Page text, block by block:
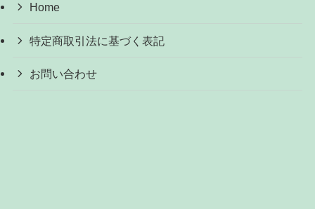
Home
特定商取引法に基づく表記
お問い合わせ